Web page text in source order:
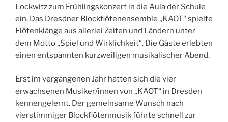
Lockwitz zum Frühlingskonzert in die Aula der Schule
ein. Das Dresdner Blockflötenensemble „KAOT“ spielte
Flötenklänge aus allerlei Zeiten und Ländern unter
dem Motto „Spiel und Wirklichkeit“. Die Gäste erlebten
einen entspannten kurzweiligen musikalischer Abend.
Erst im vergangenen Jahr hatten sich die vier
erwachsenen Musiker/innen von „KAOT“ in Dresden
kennengelernt. Der gemeinsame Wunsch nach
vierstimmiger Blockflötenmusik führte schnell zur